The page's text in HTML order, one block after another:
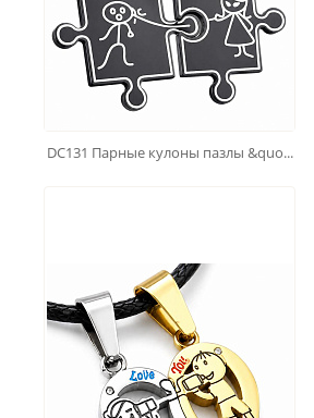
DC131 Парные кулоны пазлы &quo...